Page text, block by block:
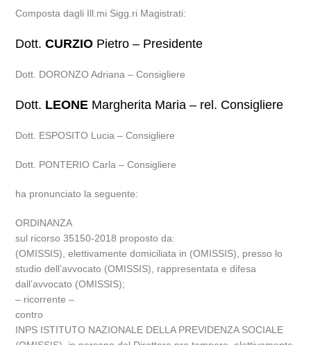
Composta dagli Ill.mi Sigg.ri Magistrati:
Dott.CURZIO Pietro – Presidente
Dott. DORONZO Adriana – Consigliere
Dott. LEONE Margherita Maria – rel. Consigliere
Dott. ESPOSITO Lucia – Consigliere
Dott. PONTERIO Carla – Consigliere
ha pronunciato la seguente:
ORDINANZA
sul ricorso 35150-2018 proposto da:
(OMISSIS), elettivamente domiciliata in (OMISSIS), presso lo
studio dell’avvocato (OMISSIS), rappresentata e difesa
dall’avvocato (OMISSIS);
– ricorrente –
contro
INPS ISTITUTO NAZIONALE DELLA PREVIDENZA SOCIALE